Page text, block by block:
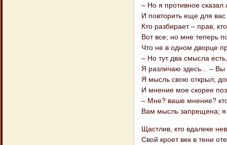
– Но я противное
И повторить еще для
Кто разбирает – прав,
Вот все; но мне теперь
Что не в одном дворце
– Но тут два смысла
Я различаю здесь... – Вы
Я мысль свою открыл;
И мнение мое скорее
– Мне? ваше мнение?
Вам мысль запрещена; я
Щастлив, кто вдалеке
Свой кроет век в тени